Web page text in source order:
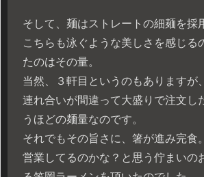
そして、麺はストレートの細麺を採
こちらも泳ぐような美しさを感じる
たのはその量。
当然、３軒目というのもありますが、
連れ合いが間違って大盛りで注文し
うほどの麺量なのです。
それでもその旨さに、箸が進み完食。
営業してるのかな？と思う佇まいの